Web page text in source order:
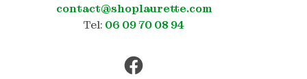
contact@shoplaurette.com
Tel: 06 09 70 08 94
Facebook